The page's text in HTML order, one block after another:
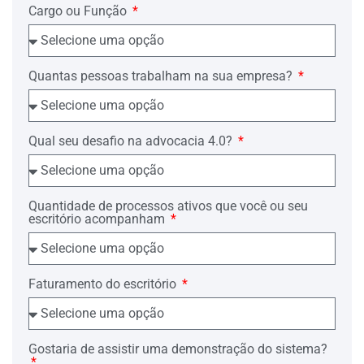
Ed. Salvador: JusPodvm, 2015)
(sublinhamos)
06. Em abono dessa disposição
doutrinária, mister se faz trazer à
colação o seguinte julgado:
AGRAVO DE INSTRUMENTO.
DIREITOS DE VIZINHANÇA. AÇÃO
DECLARATÓRIA. AUDIÊNCIA DE
INSTRUÇÃO E JULGAMENTO.
ADIAMENTO. POSSIBILIDADE.
ART. 453 DO CÓDIGO DE
PROCESSO CIVIL.
Demonstração satisfatória da existência
de motivo justificado para a
impossibilidade de comparecimento da
única advogada de uma das partes à
solenidade. Audiência de instrução
previamente designada em processo no
qual a causídica é, também, a única
advogada de uma das partes. Recurso
provido por decisão monocrática do
Cargo ou Função
Quantas pessoas trabalham na sua empresa?
Qual seu desafio na advocacia 4.0?
Quantidade de processos ativos que você ou seu
escritório acompanham
Faturamento do escritório
Gostaria de assistir uma demonstração do sistema?